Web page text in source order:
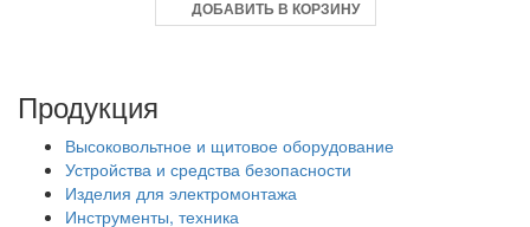
ДОБАВИТЬ В КОРЗИНУ
Продукция
Высоковольтное и щитовое оборудование
Устройства и средства безопасности
Изделия для электромонтажа
Инструменты, техника